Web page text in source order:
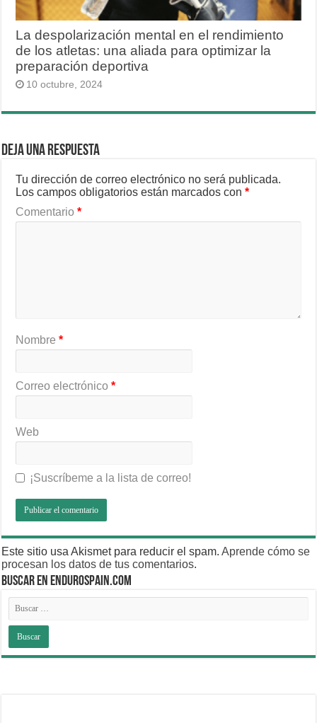
La despolarización mental en el rendimiento
de los atletas: una aliada para optimizar la
preparación deportiva
10 octubre, 2024
Deja una respuesta
Tu dirección de correo electrónico no será publicada.
Los campos obligatorios están marcados con*
Comentario*
Nombre*
Correo electrónico*
Web
¡Suscríbeme a la lista de correo!
Este sitio usa Akismet para reducir el spam.Aprende cómo se
procesan los datos de tus comentarios.
BUSCAR EN ENDUROSPAIN.COM